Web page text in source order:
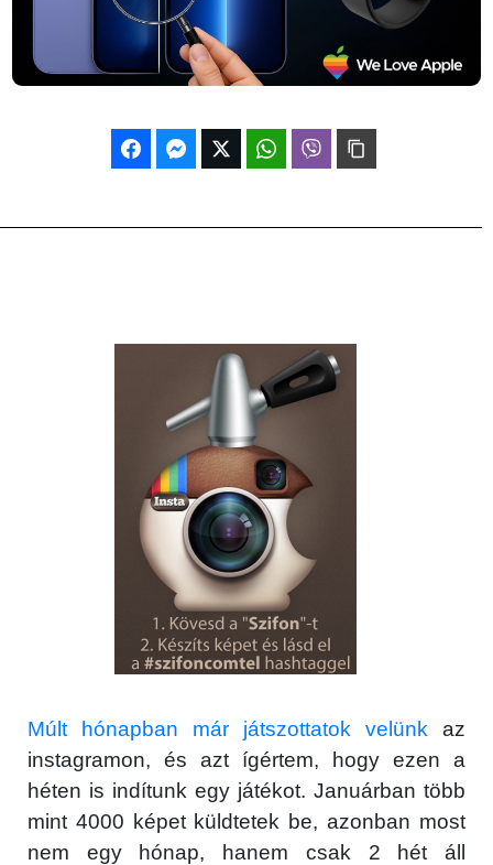
Múlt hónapban már játszottatok velünk az
instagramon, és azt ígértem, hogy ezen a
héten is indítunk egy játékot. Januárban több
mint 4000 képet küldtetek be, azonban most
nem egy hónap, hanem csak 2 hét áll